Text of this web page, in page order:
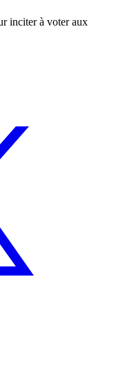
inciter à voter aux